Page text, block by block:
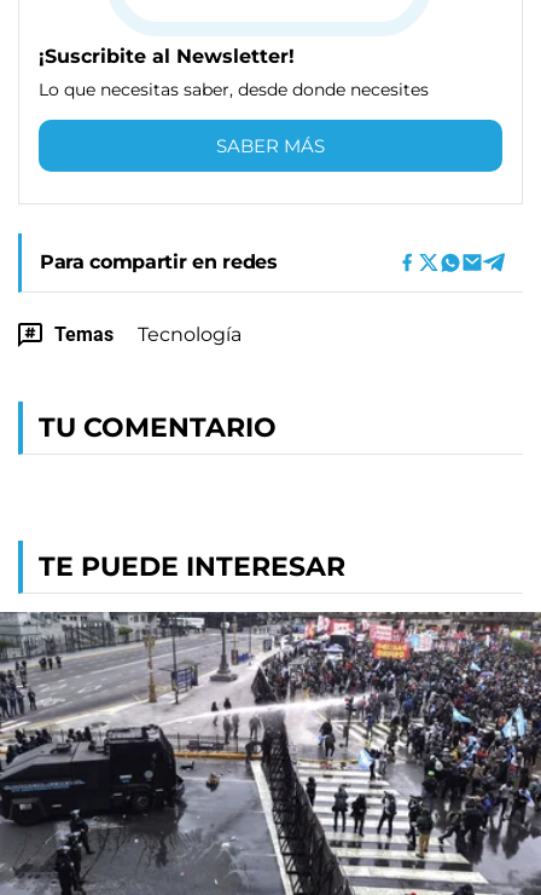
¡Suscribite al Newsletter!
Lo que necesitas saber, desde donde necesites
SABER MÁS
Para compartir en redes
Temas Tecnología
TU COMENTARIO
TE PUEDE INTERESAR